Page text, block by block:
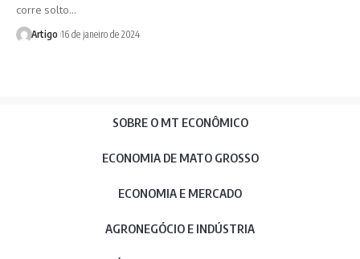
corre solto…
Artigo 16 de janeiro de 2024
SOBRE O MT ECONÔMICO
ECONOMIA DE MATO GROSSO
ECONOMIA E MERCADO
AGRONEGÓCIO E INDÚSTRIA